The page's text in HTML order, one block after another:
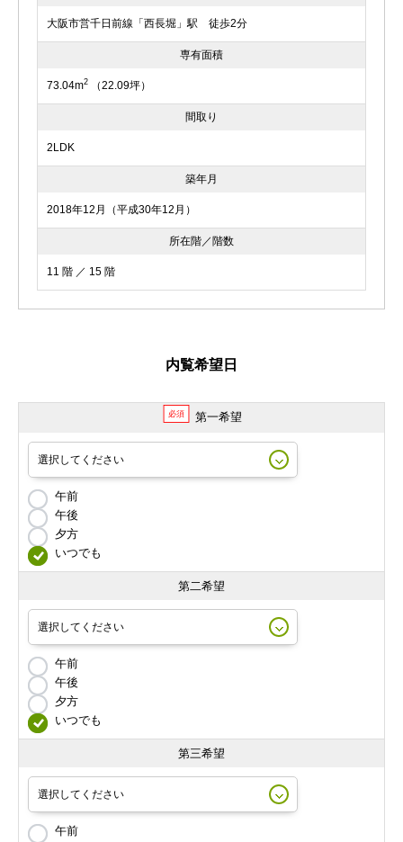
大阪市営千日前線「西長堀」駅 徒歩2分
専有面積
73.04m2 （22.09坪）
間取り
2LDK
築年月
2018年12月（平成30年12月）
所在階／階数
11 階 ／ 15 階
内覧希望日
必須 第一希望
午前
午後
夕方
いつでも
第二希望
午前
午後
夕方
いつでも
第三希望
午前